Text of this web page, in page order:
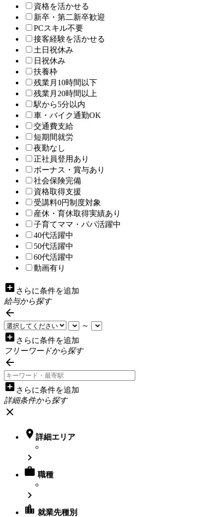
資格を活かせる
新卒・第二新卒歓迎
PCスキル不要
接客経験を活かせる
土日祝休み
日祝休み
扶養枠
残業月10時間以下
残業月20時間以上
駅から5分以内
車・バイク通勤OK
交通費支給
短期間就労
夜勤なし
正社員登用あり
ボーナス・賞与あり
社会保険完備
資格取得支援
受講料0円制度対象
産休・育休取得実績あり
子育てママ・パパ活躍中
40代活躍中
50代活躍中
60代活躍中
動画有り
add_box さらに条件を追加
給与から探す

～
add_box さらに条件を追加
フリーワードから探す

add_box さらに条件を追加
詳細条件から探す
close
 詳細エリア

 職種

location_city 就業先種別